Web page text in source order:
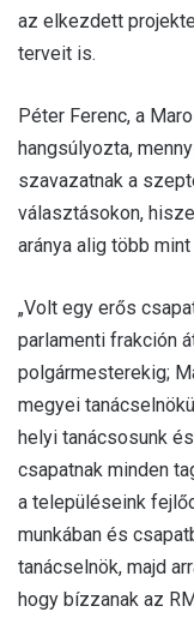
az elkezdett
terveit is.
Péter Ferenc, a
hangsúlyozta,
szavazatnak a
választásokon,
aránya alig több mint
„Volt egy erős
parlamenti frakción
polgármesterekig;
megyei
helyi tanácsosunk
csapatnak minden
a településeink
munkában és
tanácselnök, majd
hogy bízzanak az